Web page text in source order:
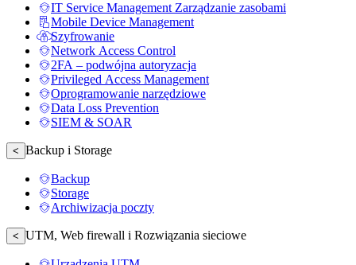
IT Service Management Zarządzanie zasobami
Mobile Device Management
Szyfrowanie
Network Access Control
2FA – podwójna autoryzacja
Privileged Access Management
Oprogramowanie narzędziowe
Data Loss Prevention
SIEM & SOAR
< Backup i Storage
Backup
Storage
Archiwizacja poczty
< UTM, Web firewall i Rozwiązania sieciowe